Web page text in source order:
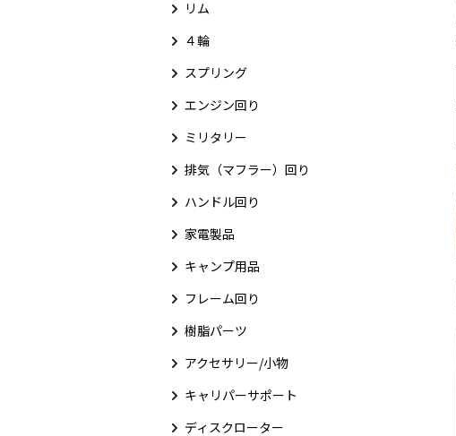
リム
４輪
スプリング
エンジン回り
ミリタリー
排気（マフラー）回り
ハンドル回り
家電製品
キャンプ用品
フレーム回り
樹脂パーツ
アクセサリー/小物
キャリパーサポート
ディスクローター